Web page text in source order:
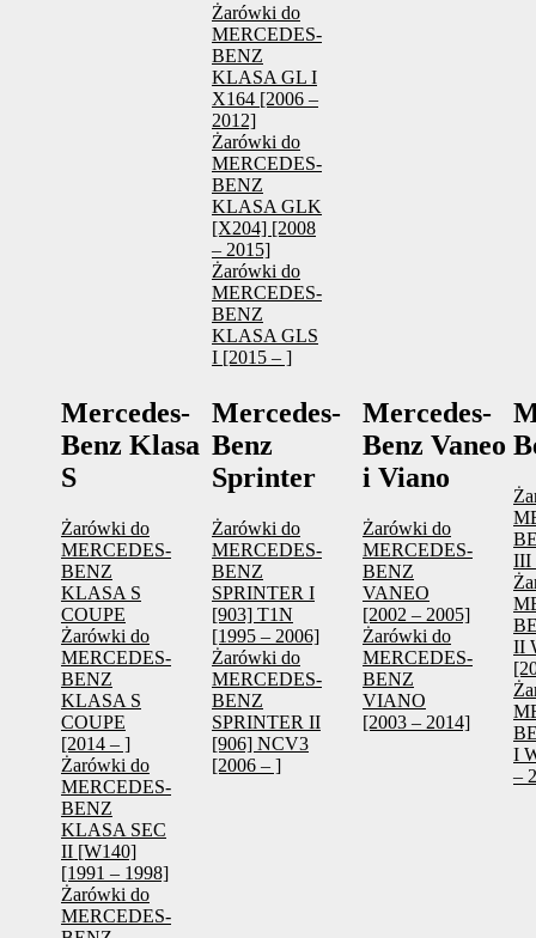
Żarówki do
MERCEDES-
BENZ
KLASA GL I
X164 [2006 –
2012]
Żarówki do
MERCEDES-
BENZ
KLASA GLK
[X204] [2008
– 2015]
Żarówki do
MERCEDES-
BENZ
KLASA GLS
I [2015 – ]
Mercedes-
Benz Klasa
S
Żarówki do
MERCEDES-
BENZ
KLASA S
COUPE
Żarówki do
MERCEDES-
BENZ
KLASA S
COUPE
[2014 – ]
Żarówki do
MERCEDES-
BENZ
KLASA SEC
II [W140]
[1991 – 1998]
Żarówki do
MERCEDES-
Mercedes-
Benz
Sprinter
Żarówki do
MERCEDES-
BENZ
SPRINTER I
[903] T1N
[1995 – 2006]
Żarówki do
MERCEDES-
BENZ
SPRINTER II
[906] NCV3
[2006 – ]
Mercedes-
Benz Vaneo
i Viano
Żarówki do
MERCEDES-
BENZ
VANEO
[2002 – 2005]
Żarówki do
MERCEDES-
BENZ
VIANO
[2003 – 2014]
III
II
I
–